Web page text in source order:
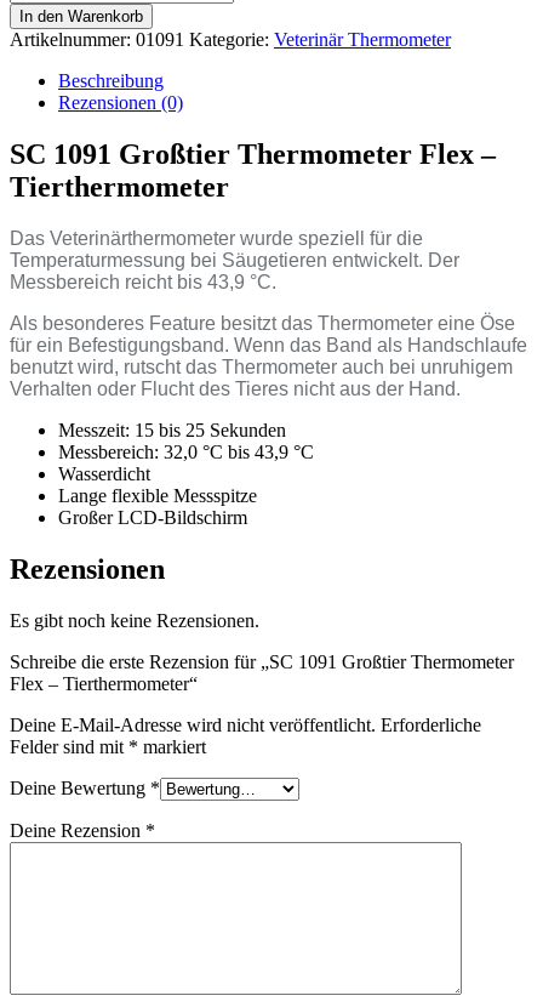
In den Warenkorb
Artikelnummer: 01091 Kategorie: Veterinär Thermometer
Beschreibung
Rezensionen (0)
SC 1091 Großtier Thermometer Flex –
Tierthermometer
Das Veterinärthermometer wurde speziell für die
Temperaturmessung bei Säugetieren entwickelt. Der
Messbereich reicht bis 43,9 °C.
Als besonderes Feature besitzt das Thermometer eine Öse
für ein Befestigungsband. Wenn das Band als Handschlaufe
benutzt wird, rutscht das Thermometer auch bei unruhigem
Verhalten oder Flucht des Tieres nicht aus der Hand.
Messzeit: 15 bis 25 Sekunden
Messbereich: 32,0 °C bis 43,9 °C
Wasserdicht
Lange flexible Messspitze
Großer LCD-Bildschirm
Rezensionen
Es gibt noch keine Rezensionen.
Schreibe die erste Rezension für „SC 1091 Großtier Thermometer
Flex – Tierthermometer“
Deine E-Mail-Adresse wird nicht veröffentlicht. Erforderliche
Felder sind mit * markiert
Deine Bewertung *
Deine Rezension *